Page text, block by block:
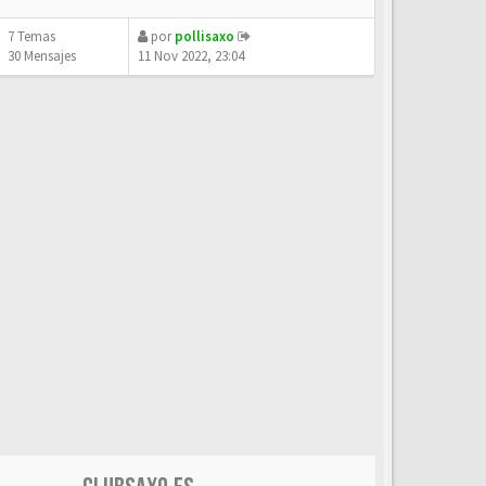
7 Temas
30 Mensajes
porpollisaxo
11 Nov 2022, 23:04